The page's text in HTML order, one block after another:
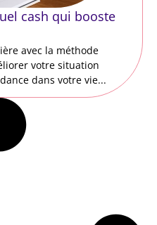
cash qui booste
avec la méthode
votre situation
dans votre vie...